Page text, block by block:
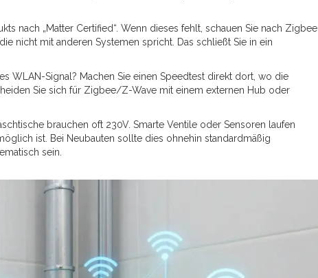
nach „Matter Certified“. Wenn dieses fehlt, schauen Sie nach Zigbee
nicht mit anderen Systemen spricht. Das schließt Sie in ein
WLAN-Signal? Machen Sie einen Speedtest direkt dort, wo die
Sie sich für Zigbee/Z-Wave mit einem externen Hub oder
brauchen oft 230V. Smarte Ventile oder Sensoren laufen
ist. Bei Neubauten sollte dies ohnehin standardmäßig
sein.